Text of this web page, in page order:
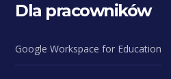
Dla pracowników
Google Workspace for Education